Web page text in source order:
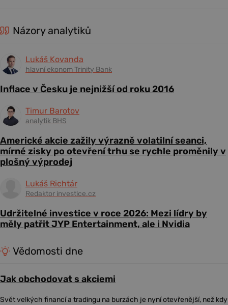
Názory analytiků
Lukáš Kovanda
hlavní ekonom Trinity Bank
Inflace v Česku je nejnižší od roku 2016
Timur Barotov
analytik BHS
Americké akcie zažily výrazně volatilní seanci,
mírné zisky po otevření trhu se rychle proměnily v
plošný výprodej
Lukáš Richtár
Redaktor investice.cz
Udržitelné investice v roce 2026: Mezi lídry by
měly patřit JYP Entertainment, ale i Nvidia
Vědomosti dne
Jak obchodovat s akciemi
Svět velkých financí a tradingu na burzách je nyní otevřenější, než kdy